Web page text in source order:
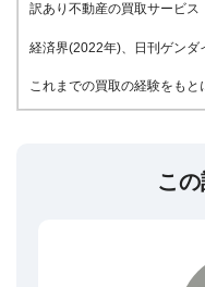
訳あり不動産の買取サービ
経済界(2022年)、日刊ゲン
これまでの買取の経験をも
こ